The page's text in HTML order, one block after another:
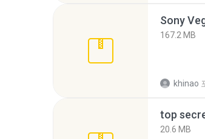
Sony
167.2 MB
khinao
top
20.6 MB